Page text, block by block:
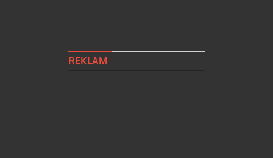
REKLAM